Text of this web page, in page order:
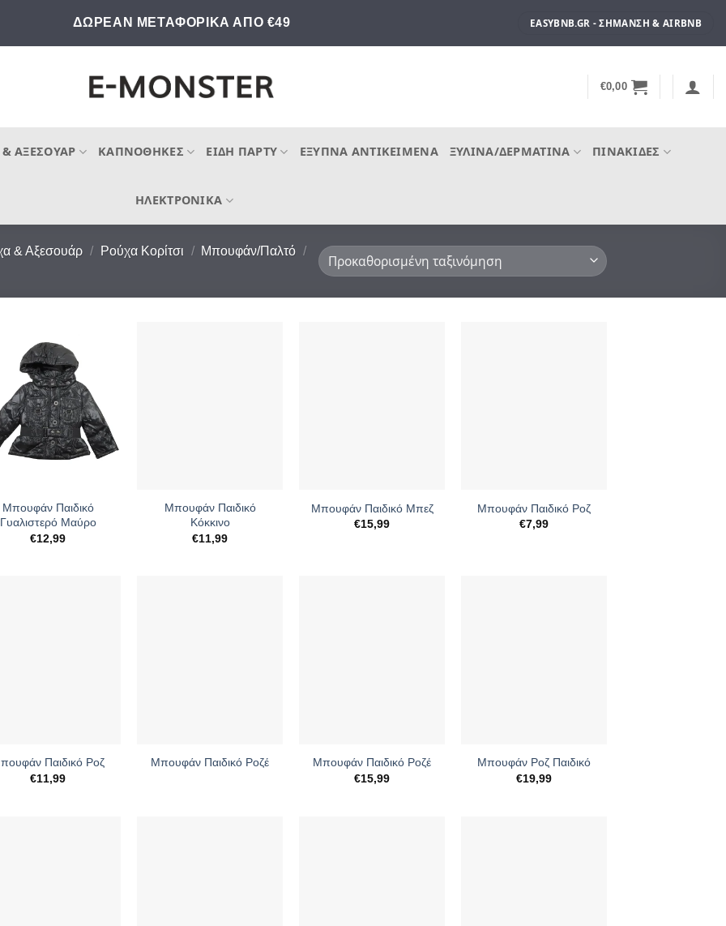
ΔΩΡΕΑΝ ΜΕΤΑΦΟΡΙΚΑ ΑΠΟ €49 EASYBNB.GR - ΣΉΜΑΝΣΗ & AIRBNB
€0,00
ΑΞΕΣΟΥΆΡ ΚΑΠΝΟΘΉΚΕΣ ΕΊΔΗ ΠΆΡΤΥ ΈΞΥΠΝΑ ΑΝΤΙΚΕΊΜΕΝΑ ΞΎΛΙΝΑ/ΔΕΡΜΆΤΙΝΑ ΠΙΝΑΚΊΔΕΣ
ΗΛΕΚΤΡΟΝΙΚΆ
& Αξεσουάρ / Ρούχα Κορίτσι / Μπουφάν/Παλτό /
Μπουφάν Παιδικό
Γυαλιστερό Μαύρο
€12,99
Μπουφάν Παιδικό
Κόκκινο
€11,99
Μπουφάν Παιδικό Μπεζ
€15,99
Μπουφάν Παιδικό Ροζ
€7,99
Παιδικό Ροζ
€11,99
Μπουφάν Παιδικό Ροζέ
Μπουφάν Παιδικό Ροζέ
€15,99
Μπουφάν Ροζ Παιδικό
€19,99